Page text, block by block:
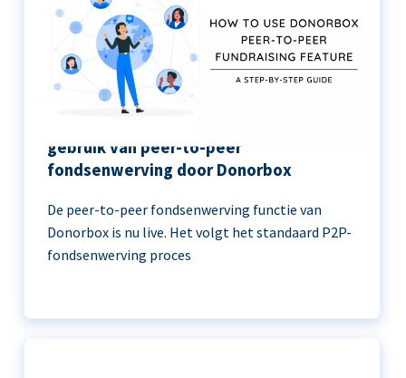
gebruik van peer-to-peer
fondsenwerving door Donorbox
De peer-to-peer fondsenwerving functie van
Donorbox is nu live. Het volgt het standaard P2P-
fondsenwerving proces